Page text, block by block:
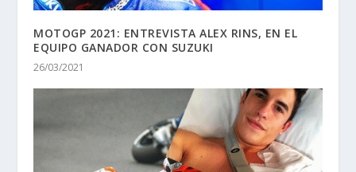
MOTOGP 2021: ENTREVISTA ALEX RINS, EN EL
EQUIPO GANADOR CON SUZUKI
26/03/2021